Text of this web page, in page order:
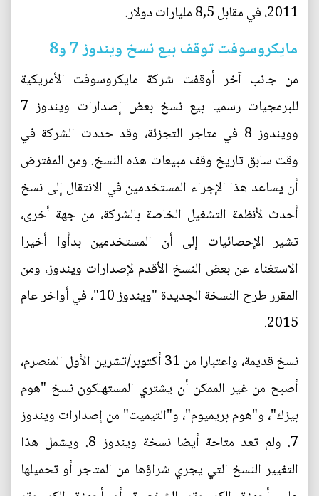
2011، في مقابل 8,5 مليارات دولار.
مايكروسوفت توقف بيع نسخ ويندوز 7 و8
من جانب آخر أوقفت شركة مايكروسوفت الأمريكية
للبرمجيات رسميا بيع نسخ بعض إصدارات ويندوز 7
وويندوز 8 في متاجر التجزئة، وقد حددت الشركة في
وقت سابق تاريخ وقف مبيعات هذه النسخ. ومن المفترض
أن يساعد هذا الإجراء المستخدمين في الانتقال إلى نسخ
أحدث لأنظمة التشغيل الخاصة بالشركة، من جهة أخرى،
تشير الإحصائيات إلى أن المستخدمين بدأوا أخيرا
الاستغناء عن بعض النسخ الأقدم لإصدارات ويندوز، ومن
المقرر طرح النسخة الجديدة "ويندوز 10"، في أواخر عام
2015.
نسخ قديمة، واعتبارا من 31 أكتوبر/تشرين الأول المنصرم،
أصبح من غير الممكن أن يشتري المستهلكون نسخ "هوم
بيزك"، و"هوم بريميوم"، و"التيميت" من إصدارات ويندوز
7. ولم تعد متاحة أيضا نسخة ويندوز 8. ويشمل هذا
التغيير النسخ التي يجري شراؤها من المتاجر أو تحميلها